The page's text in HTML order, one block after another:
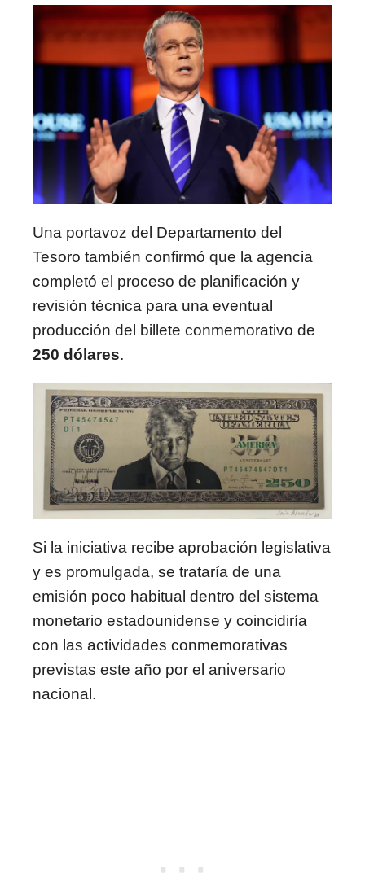
Una portavoz del Departamento del
Tesoro también confirmó que la agencia
completó el proceso de planificación y
revisión técnica para una eventual
producción del billete conmemorativo de
250 dólares.
Si la iniciativa recibe aprobación legislativa
y es promulgada, se trataría de una
emisión poco habitual dentro del sistema
monetario estadounidense y coincidiría
con las actividades conmemorativas
previstas este año por el aniversario
nacional.